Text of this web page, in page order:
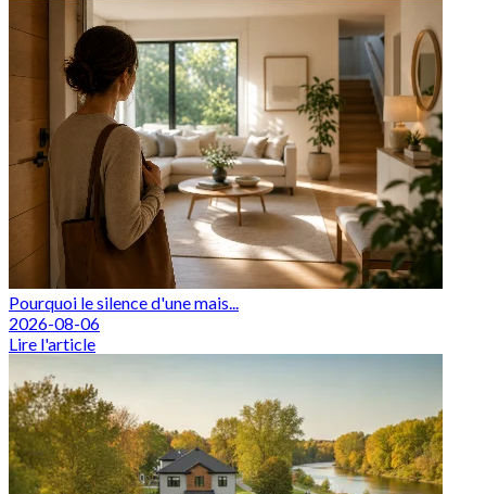
Pourquoi le silence d'une mais...
2026-08-06
Lire l'article